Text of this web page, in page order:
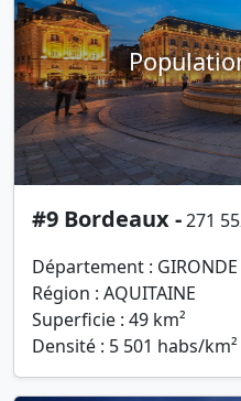
#9 Bordeaux -271
Département : GIRONDE
Région : AQUITAINE
Superficie : 49 km²
Densité : 5 501 habs/km²